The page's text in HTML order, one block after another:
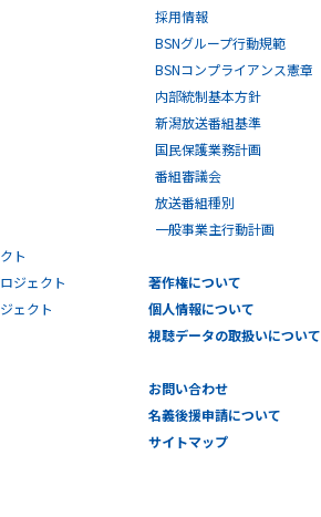
ト
ジェクト
ェクト
採用情報
BSNグループ行動規範
BSNコンプライアンス憲章
内部統制基本方針
新潟放送番組基準
国民保護業務計画
番組審議会
放送番組種別
一般事業主行動計画
著作権について
個人情報について
視聴データの取扱いについて
お問い合わせ
名義後援申請について
サイトマップ